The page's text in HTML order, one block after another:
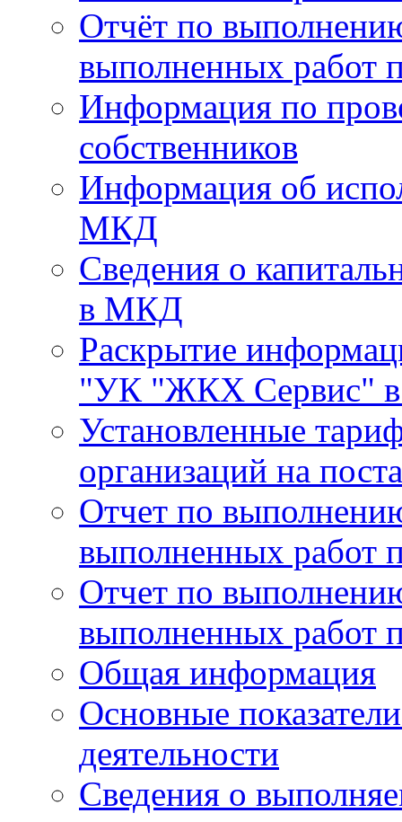
Отчёт по
выполненных работ
Информация по
собственников
Информация об
МКД
Сведения о
в МКД
Раскрытие
"УК "ЖКХ Сервис" в
Установленные
организаций на
Отчет по
выполненных работ
Отчет по
выполненных работ
Общая информация
Основные
деятельности
Сведения о